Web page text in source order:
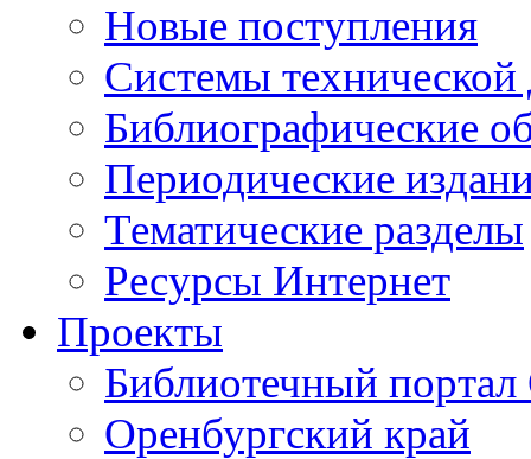
Новые поступления
Cистемы
Библиографические
Периодические
Тематические разделы
Ресурсы Интернет
Проекты
Библиотечный портал
Оренбургский край